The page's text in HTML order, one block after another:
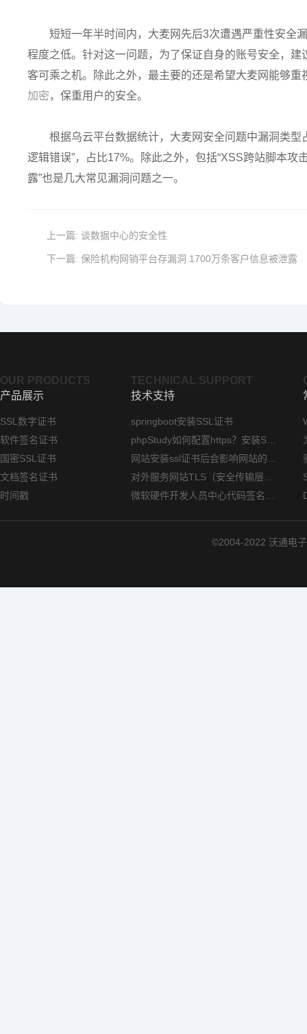
短短一年半时间内，大麦网先后3次遭遇严重性安全
程度之低。针对这一问题，为了保证自身的账号安全，
客可乘之机。除此之外，最主要的还是希望大麦网能够
加密 ，保重用户的安全。
根据乌云平台数据统计，大麦网安全问题中漏洞类型
逻辑错误”，占比17%。除此之外，包括“XSS跨站脚本攻
露”也是几大常见漏洞问题之一。
上一篇: 谈数据中心的安全性
下一篇: 保险机构网销平台存漏洞 1700万条客户信息被泄露
OUR PRODUCTS
产品展示
SSL数字证书
软件签名证书
国密SSL证书
文档签名证书
时间戳
TECHNICAL SUPPORT
技术支持
springboot安装SSL证书
©2004-2022 沃通电